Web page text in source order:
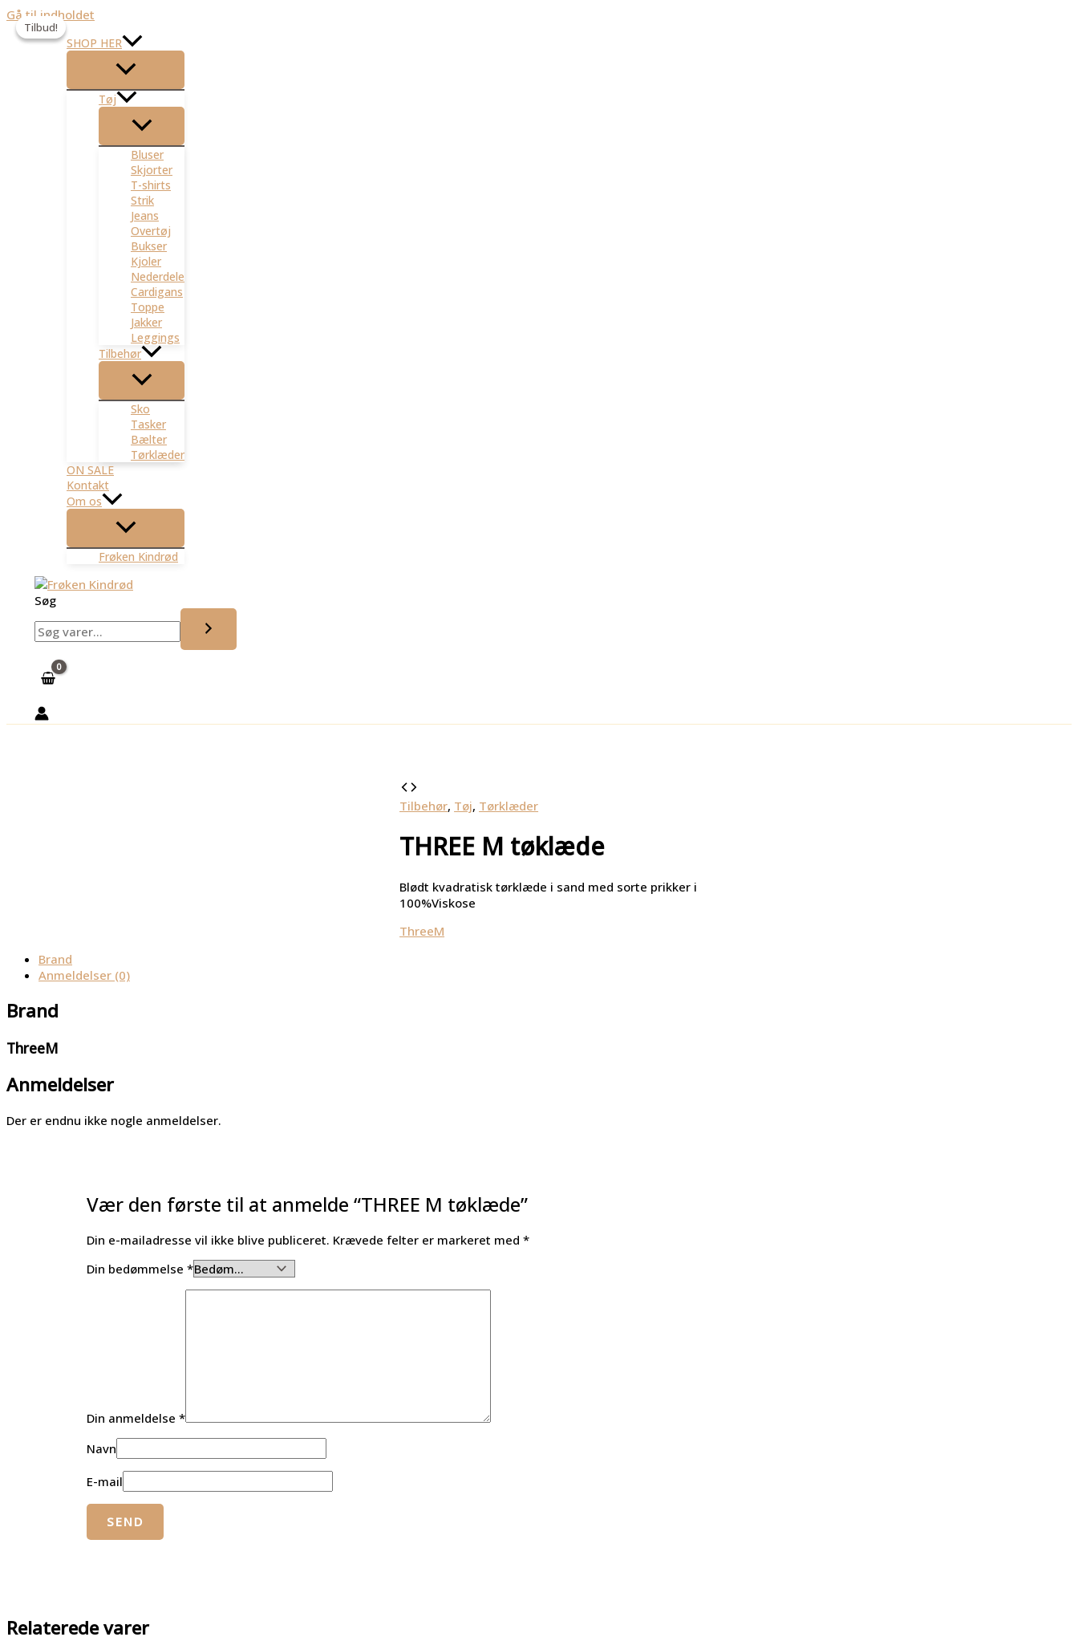
Gå til indholdet
SHOP HER
Tøj
Bluser
Skjorter
T-shirts
Strik
Jeans
Overtøj
Bukser
Kjoler
Nederdele
Cardigans
Toppe
Jakker
Leggings
Tilbehør
Sko
Tasker
Bælter
Tørklæder
ON SALE
Kontakt
Om os
Frøken Kindrød
Søg
Tilbehør, Tøj, Tørklæder
THREE M tøklæde
Blødt kvadratisk tørklæde i sand med sorte prikker i
100%Viskose
ThreeM
Brand
Anmeldelser (0)
Brand
ThreeM
Anmeldelser
Der er endnu ikke nogle anmeldelser.
Vær den første til at anmelde “THREE M tøklæde”
Din e-mailadresse vil ikke blive publiceret. Krævede felter er markeret med*
Din bedømmelse*
Din anmeldelse*
Navn
E-mail
Relaterede varer
Tilbud!
Tilbud!